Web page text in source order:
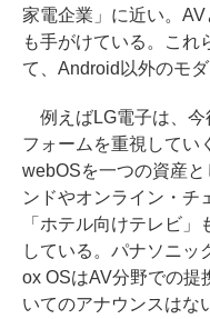
家電企業」に近い。
も手がけている。これ
て、Android以外のモ
例えばLG電子は、今
フォームを重視してい
webOSを一つの資産
ンドやオンライン・チ
「ホテル向けテレビ
している。パナソニッ
ox OSはAV分野での提
いてのアナウンスはな